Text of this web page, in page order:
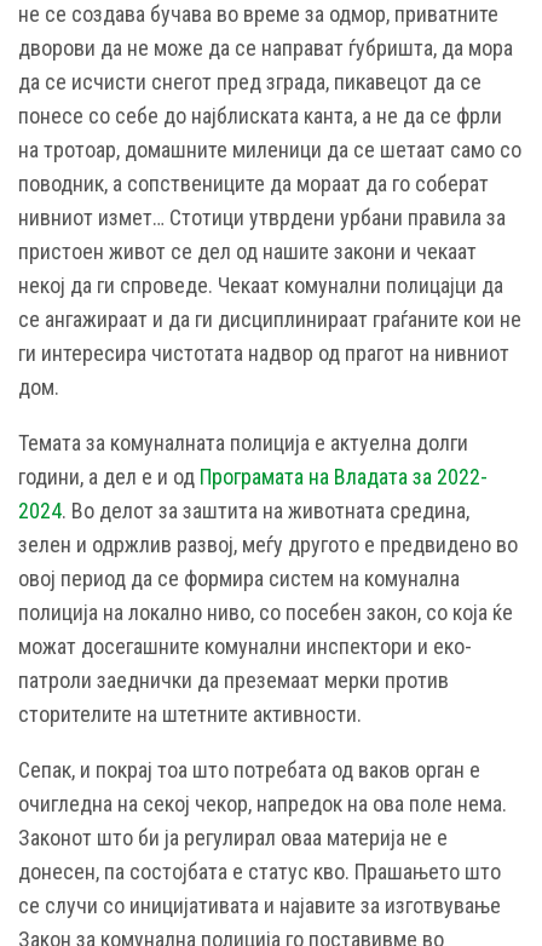
не се создава бучава во време за одмор, приватните
дворови да не може да се направат ѓубришта, да мора
да се исчисти снегот пред зграда, пикавецот да се
понесе со себе до најблиската канта, а не да се фрли
на тротоар, домашните миленици да се шетаат само со
поводник, а сопствениците да мораат да го соберат
нивниот измет… Стотици утврдени урбани правила за
пристоен живот се дел од нашите закони и чекаат
некој да ги спроведе. Чекаат комунални полицајци да
се ангажираат и да ги дисциплинираат граѓаните кои не
ги интересира чистотата надвор од прагот на нивниот
дом.
Темата за комуналната полиција е актуелна долги
години, а дел е и од Програмата на Владата за 2022-
2024. Во делот за заштита на животната средина,
зелен и одржлив развој, меѓу другото е предвидено во
овој период да се формира систем на комунална
полиција на локално ниво, со посебен закон, со која ќе
можат досегашните комунални инспектори и еко-
патроли заеднички да преземаат мерки против
сторителите на штетните активности.
Сепак, и покрај тоа што потребата од ваков орган е
очигледна на секој чекор, напредок на ова поле нема.
Законот што би ја регулирал оваа материја не е
донесен, па состојбата е статус кво. Прашањето што
се случи со иницијативата и најавите за изготвување
Закон за комунална полиција го поставивме во